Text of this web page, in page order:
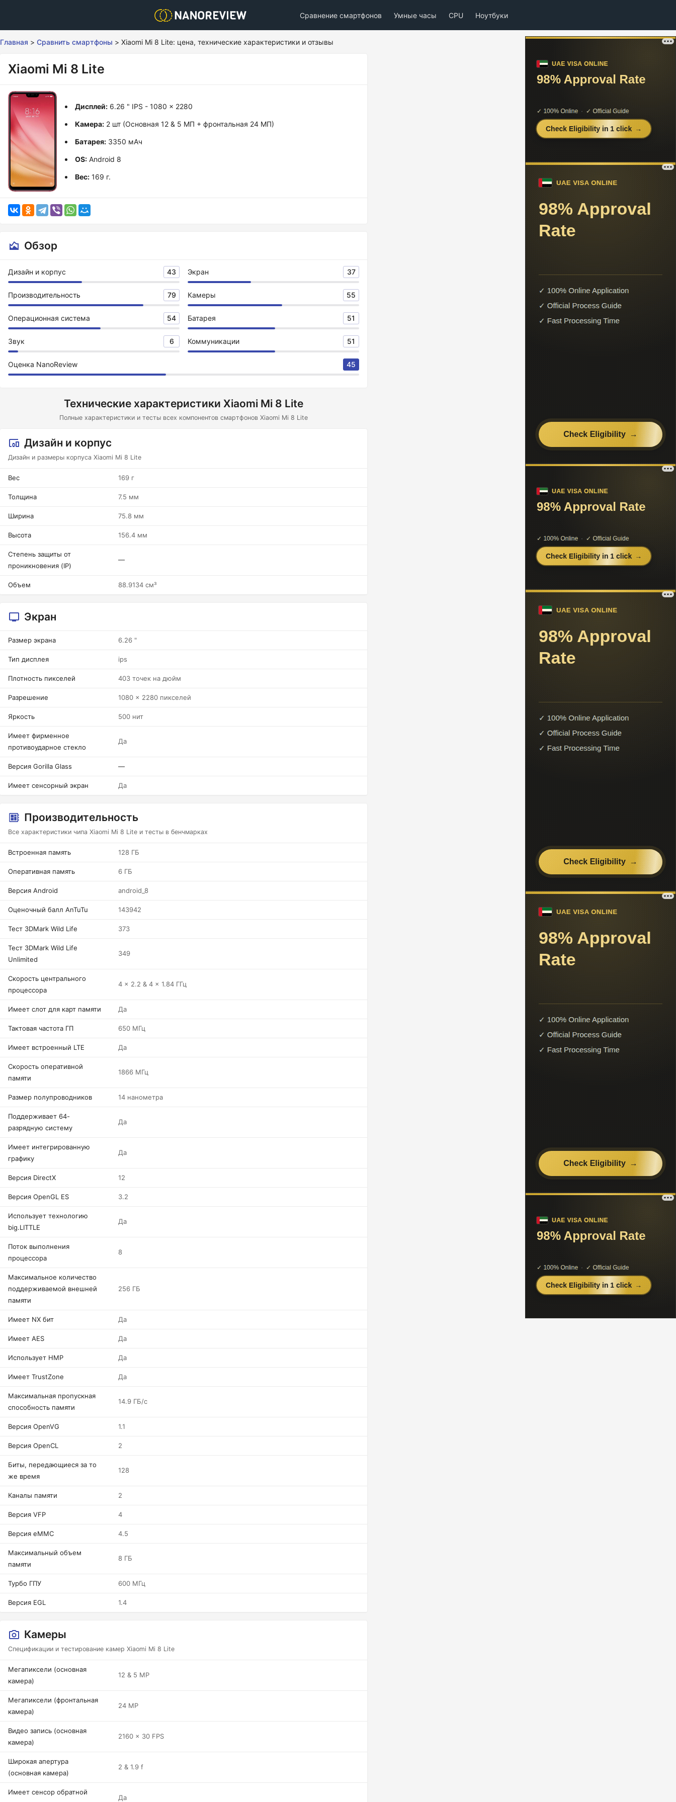
Сравнение смартфонов Умные часы CPU Ноутбуки
Главная > Сравнить смартфоны > Xiaomi Mi 8 Lite: цена, технические характеристики и отзывы
Xiaomi Mi 8 Lite
Дисплей:6.26 " IPS - 1080 x 2280
Камера:2 шт (Основная 12 & 5 МП + фронтальная 24 МП)
Батарея:3350 мАч
OS:Android 8
Вес:169 г.
Обзор
Дизайн и корпус 43 Экран 37
Производительность 79 Камеры 55
Операционная система 54 Батарея 51
Звук 6 Коммуникации 51
Оценка NanoReview 45
Технические характеристики Xiaomi Mi 8 Lite
Полные характеристики и тесты всех компонентов смартфонов Xiaomi Mi 8 Lite
Дизайн и корпус
Дизайн и размеры корпуса Xiaomi Mi 8 Lite
Вес 169 г
Толщина 7.5 мм
Ширина 75.8 мм
Высота 156.4 мм
Степень защиты от
проникновения (IP)
—
Объем 88.9134 см³
Экран
Размер экрана 6.26 "
Тип дисплея ips
Плотность пикселей 403 точек на дюйм
Разрешение 1080 x 2280 пикселей
Яркость 500 нит
Имеет фирменное
противоударное стекло
Да
Версия Gorilla Glass —
Имеет сенсорный экран Да
Производительность
Все характеристики чипа Xiaomi Mi 8 Lite и тесты в бенчмарках
Встроенная память 128 ГБ
Оперативная память 6 ГБ
Версия Android android_8
Оценочный балл AnTuTu 143942
Тест 3DMark Wild Life 373
Тест 3DMark Wild Life
Unlimited
349
Скорость центрального
процессора
4 x 2.2 & 4 x 1.84 ГГц
Имеет слот для карт памяти Да
Тактовая частота ГП 650 МГц
Имеет встроенный LTE Да
Скорость оперативной
памяти
1866 МГц
Размер полупроводников 14 нанометра
Поддерживает 64-
разрядную систему
Да
Имеет интегрированную
графику
Да
Версия DirectX 12
Версия OpenGL ES 3.2
Использует технологию
big.LITTLE
Да
Поток выполнения
процессора
8
Максимальное количество
поддерживаемой внешней
памяти
256 ГБ
Имеет NX бит Да
Имеет AES Да
Использует HMP Да
Имеет TrustZone Да
Максимальная пропускная
способность памяти
14.9 ГБ/с
Версия OpenVG 1.1
Версия OpenCL 2
Биты, передающиеся за то
же время
128
Каналы памяти 2
Версия VFP 4
Версия eMMC 4.5
Максимальный объем
памяти
8 ГБ
Турбо ГПУ 600 МГц
Версия EGL 1.4
Камеры
Спецификации и тестирование камер Xiaomi Mi 8 Lite
Мегапиксели (основная
камера)
12 & 5 MP
Мегапиксели (фронтальная
камера)
24 MP
Видео запись (основная
камера)
2160 x 30 FPS
Широкая апертура
(основная камера)
2 & 1.9 f
Имеет сенсор обратной
Да